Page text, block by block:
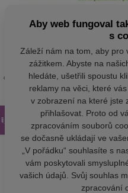
Aby web fungoval
s
Záleží nám na tom, aby pro
zážitkem. Abyste na
hledáte, ušetřili spoustu
reklamy na věci, které
v zobrazení na které jste
přihlašovat. Proto od
zpracováním souborů
se dočasně ukládají ve
„V pořádku“ souhlasíte s
vám poskytovali
vašich údajů. Svůj souhlas
zpracování